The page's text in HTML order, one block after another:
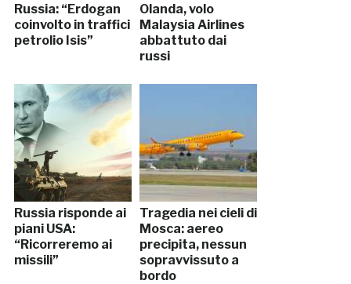
Russia: “Erdogan
coinvolto in traffici
petrolio Isis”
Olanda, volo
Malaysia Airlines
abbattuto dai
russi
Russia risponde ai
piani USA:
“Ricorreremo ai
missili”
Tragedia nei cieli di
Mosca: aereo
precipita, nessun
sopravvissuto a
bordo